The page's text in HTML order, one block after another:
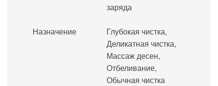
заряда
Назначение
Глубокая чистка,
Деликатная чистка,
Массаж десен,
Отбеливание,
Обычная чистка